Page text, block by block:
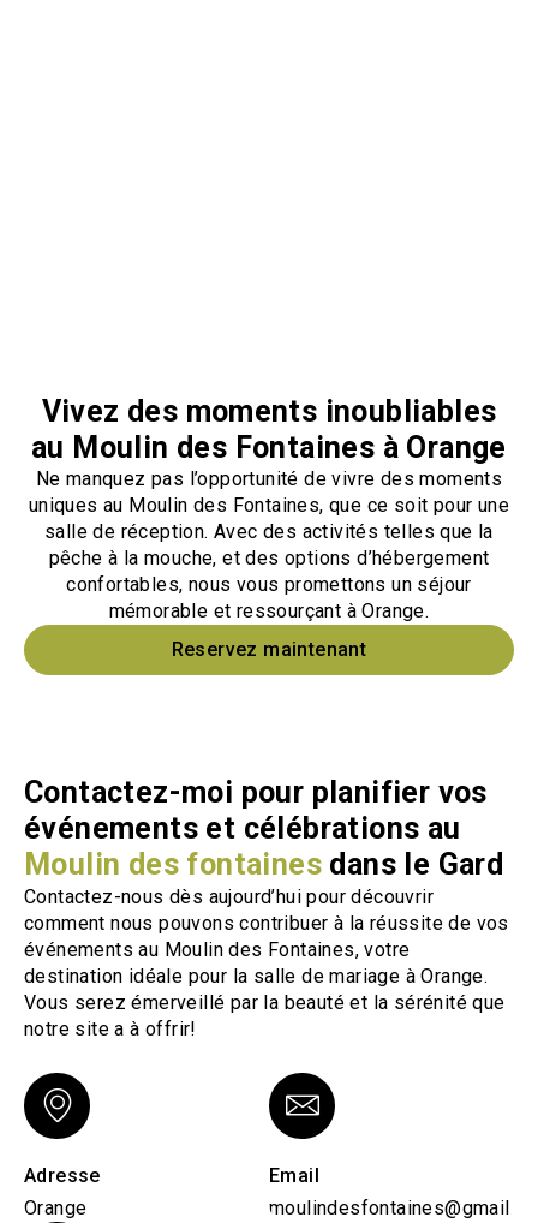
Vivez des moments inoubliables
au Moulin des Fontaines à Orange
Ne manquez pas l’opportunité de vivre des moments
uniques au Moulin des Fontaines, que ce soit pour une
salle de réception. Avec des activités telles que la
pêche à la mouche, et des options d’hébergement
confortables, nous vous promettons un séjour
mémorable et ressourçant à Orange.
Reservez maintenant
Contactez-moi pour planifier vos
événements et célébrations au
Moulin des fontaines dans le Gard
Contactez-nous dès aujourd’hui pour découvrir
comment nous pouvons contribuer à la réussite de vos
événements au Moulin des Fontaines, votre
destination idéale pour la salle de mariage à Orange.
Vous serez émerveillé par la beauté et la sérénité que
notre site a à offrir!
Adresse
Orange
Email